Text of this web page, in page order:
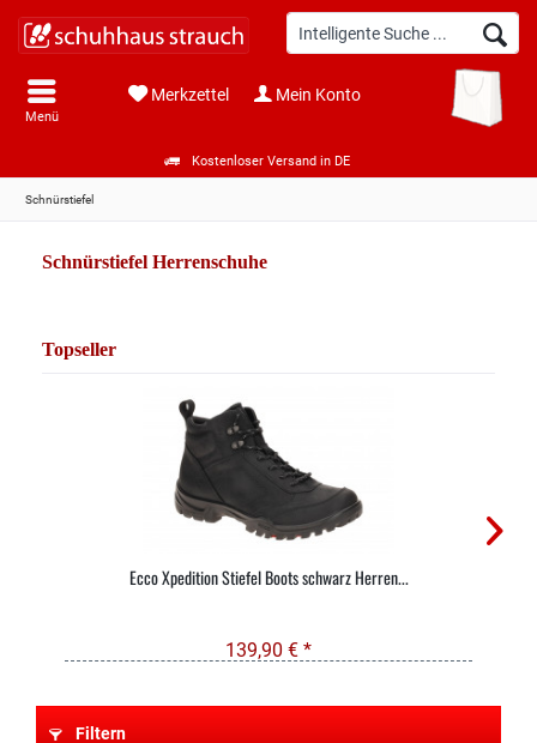
Kostenloser Versand in DE
Menü
Merkzettel Mein Konto
Schnürstiefel
Schnürstiefel Herrenschuhe
Topseller
Ecco Xpedition Stiefel Boots schwarz Herren...
139,90 € *
Filtern